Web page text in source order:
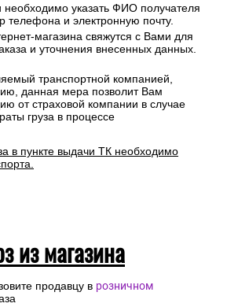
указать ФИО получателя
телефона и электронную почту.
магазина свяжутся с Вами для
и уточнения внесенных данных.
транспортной компанией,
данная мера позволит Вам
от страховой компании в случае
груза в процессе
в пункте выдачи ТК необходимо
из магазина
продавцу в розничном